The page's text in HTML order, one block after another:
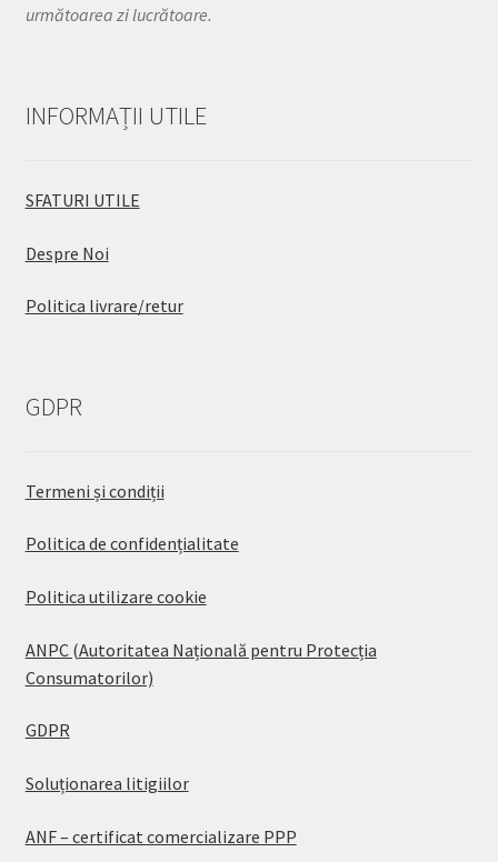
următoarea zi lucrătoare.
INFORMAȚII UTILE
SFATURI UTILE
Despre Noi
Politica livrare/retur
GDPR
Termeni și condiții
Politica de confidențialitate
Politica utilizare cookie
ANPC (Autoritatea Națională pentru Protecția
Consumatorilor)
GDPR
Soluționarea litigiilor
ANF – certificat comercializare PPP